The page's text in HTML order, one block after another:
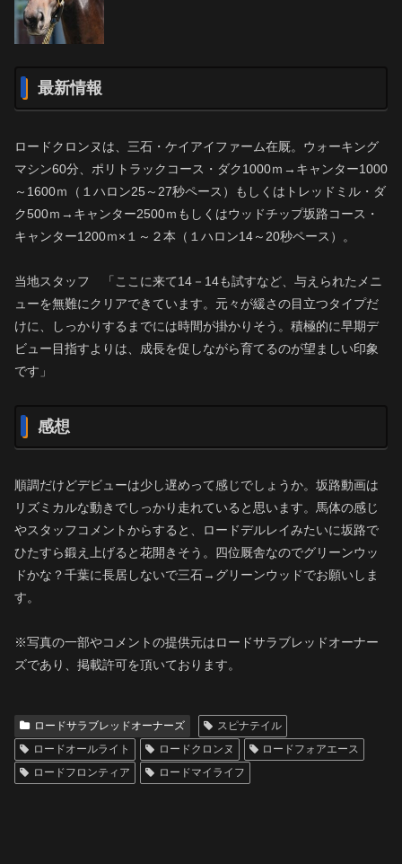
最新情報
ロードクロンヌは、三石・ケイアイファーム在厩。ウォーキング
マシン60分、ポリトラックコース・ダク1000ｍ→キャンター1000
～1600ｍ（１ハロン25～27秒ペース）もしくはトレッドミル・ダ
ク500ｍ→キャンター2500ｍもしくはウッドチップ坂路コース・
キャンター1200ｍ×１～２本（１ハロン14～20秒ペース）。
当地スタッフ 「ここに来て14－14も試すなど、与えられたメニ
ューを無難にクリアできています。元々が緩さの目立つタイプだ
けに、しっかりするまでには時間が掛かりそう。積極的に早期デ
ビュー目指すよりは、成長を促しながら育てるのが望ましい印象
です」
感想
順調だけどデビューは少し遅めって感じでしょうか。坂路動画は
リズミカルな動きでしっかり走れていると思います。馬体の感じ
やスタッフコメントからすると、ロードデルレイみたいに坂路で
ひたすら鍛え上げると花開きそう。四位厩舎なのでグリーンウッ
ドかな？千葉に長居しないで三石→グリーンウッドでお願いしま
す。
※写真の一部やコメントの提供元はロードサラブレッドオーナー
ズであり、掲載許可を頂いております。
ロードサラブレッドオーナーズ
スピナテイル
ロードオールライト
ロードクロンヌ
ロードフォアエース
ロードフロンティア
ロードマイライフ